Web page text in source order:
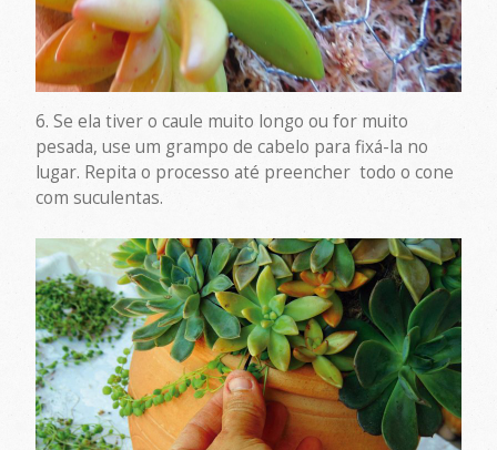
6. Se ela tiver o caule muito longo ou for muito
pesada, use um grampo de cabelo para fixá-la no
lugar. Repita o processo até preencher todo o cone
com suculentas.